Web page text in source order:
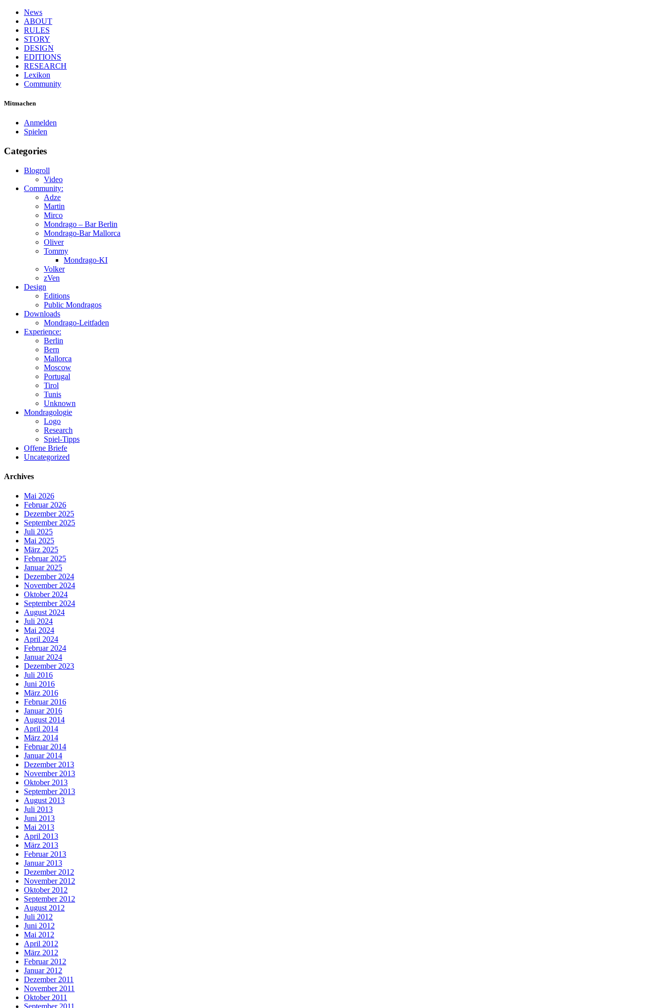
News
ABOUT
RULES
STORY
DESIGN
EDITIONS
RESEARCH
Lexikon
Community
Mitmachen
Anmelden
Spielen
Categories
Blogroll
Video
Community:
Adze
Martin
Mirco
Mondrago – Bar Berlin
Mondrago-Bar Mallorca
Oliver
Tommy
Mondrago-KI
Volker
zVen
Design
Editions
Public Mondragos
Downloads
Mondrago-Leitfaden
Experience:
Berlin
Bern
Mallorca
Moscow
Portugal
Tirol
Tunis
Unknown
Mondragologie
Logo
Research
Spiel-Tipps
Offene Briefe
Uncategorized
Archives
Mai 2026
Februar 2026
Dezember 2025
September 2025
Juli 2025
Mai 2025
März 2025
Februar 2025
Januar 2025
Dezember 2024
November 2024
Oktober 2024
September 2024
August 2024
Juli 2024
Mai 2024
April 2024
Februar 2024
Januar 2024
Dezember 2023
Juli 2016
Juni 2016
März 2016
Februar 2016
Januar 2016
August 2014
April 2014
März 2014
Februar 2014
Januar 2014
Dezember 2013
November 2013
Oktober 2013
September 2013
August 2013
Juli 2013
Juni 2013
Mai 2013
April 2013
März 2013
Februar 2013
Januar 2013
Dezember 2012
November 2012
Oktober 2012
September 2012
August 2012
Juli 2012
Juni 2012
Mai 2012
April 2012
März 2012
Februar 2012
Januar 2012
Dezember 2011
November 2011
Oktober 2011